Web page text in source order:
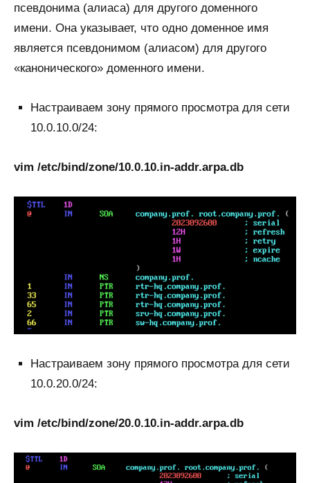
псевдонима (алиаса) для другого доменного
имени. Она указывает, что одно доменное имя
является псевдонимом (алиасом) для другого
«канонического» доменного имени.
Настраиваем зону прямого просмотра для сети
10.0.10.0/24:
vim /etc/bind/zone/10.0.10.in-addr.arpa.db
Настраиваем зону прямого просмотра для сети
10.0.20.0/24:
vim /etc/bind/zone/20.0.10.in-addr.arpa.db